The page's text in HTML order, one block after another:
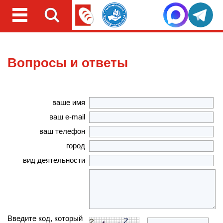
Вопросы и ответы
ваше имя
ваш e-mail
ваш телефон
город
вид деятельности
Введите код, который